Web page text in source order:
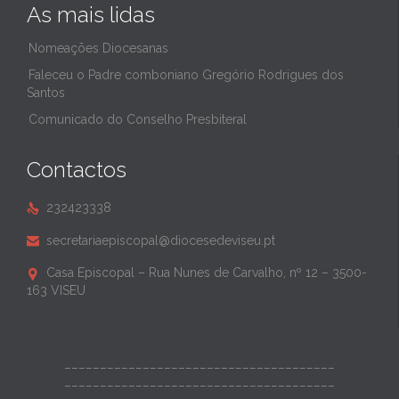
As mais lidas
Nomeações Diocesanas
Faleceu o Padre comboniano Gregório Rodrigues dos
Santos
Comunicado do Conselho Presbiteral
Contactos
 232423338
 secretariaepiscopal@diocesedeviseu.pt

Casa Episcopal – Rua Nunes de Carvalho, nº 12 – 3500-
163 VISEU